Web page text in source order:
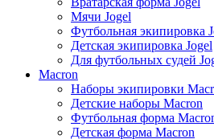
Мячи Jogel
Футбольная экипировка
Детская экипировка Jogel
Для футбольных судей
Macron
Наборы экипировки
Детские наборы Macron
Футбольная форма
Детская форма Macron